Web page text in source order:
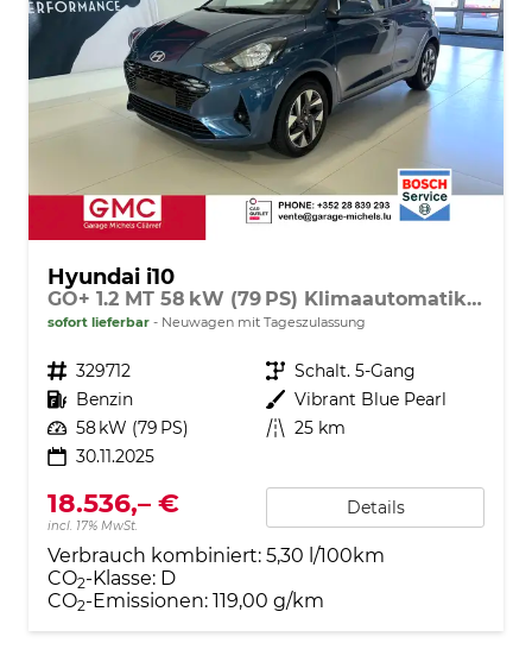
Hyundai i10
GO+ 1.2 MT 58 kW (79 PS) Klimaautomatik, Navigationssystem, Apple CarPlay & Android Auto, Sitzheizung, Lenkradheizung, Einparkhilfe hinten, Rückfahrkamera, Privacy Glass, 15" Leichtmetallfelgen, uvm.
sofort lieferbar Neuwagen mit Tageszulassung
Fahrzeugnr. 329712 Getriebe Schalt. 5-Gang
Kraftstoff Benzin Außenfarbe Vibrant Blue Pearl
Leistung 58 kW (79 PS) Kilometerstand 25 km
30.11.2025
18.536,– €
incl. 17% MwSt.
Details
Verbrauch kombiniert: 5,30 l/100km
CO2-Klasse: D
CO2-Emissionen: 119,00 g/km